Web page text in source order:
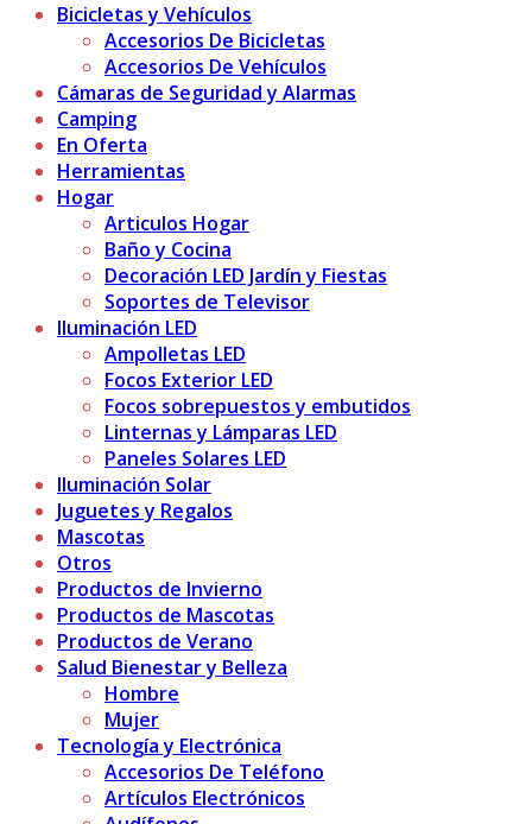
Bicicletas y Vehículos
Accesorios De Bicicletas
Accesorios De Vehículos
Cámaras de Seguridad y Alarmas
Camping
En Oferta
Herramientas
Hogar
Articulos Hogar
Baño y Cocina
Decoración LED Jardín y Fiestas
Soportes de Televisor
Iluminación LED
Ampolletas LED
Focos Exterior LED
Focos sobrepuestos y embutidos
Linternas y Lámparas LED
Paneles Solares LED
Iluminación Solar
Juguetes y Regalos
Mascotas
Otros
Productos de Invierno
Productos de Mascotas
Productos de Verano
Salud Bienestar y Belleza
Hombre
Mujer
Tecnología y Electrónica
Accesorios De Teléfono
Artículos Electrónicos